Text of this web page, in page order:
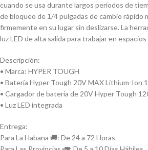
cuando se usa durante largos períodos de
de bloqueo de 1/4 pulgadas de cambio rápido
firmemente en su lugar sin deslizarse. La
luz LED de alta salida para trabajar en
Descripción:
• Marca: HYPER TOUGH
• Batería Hyper Tough 20V MAX Lithium-Ion
• Cargador de batería de 20V Hyper Tough
• Luz LED integrada
Entrega:
Para La Habana 🚚: De 24 a 72 Horas